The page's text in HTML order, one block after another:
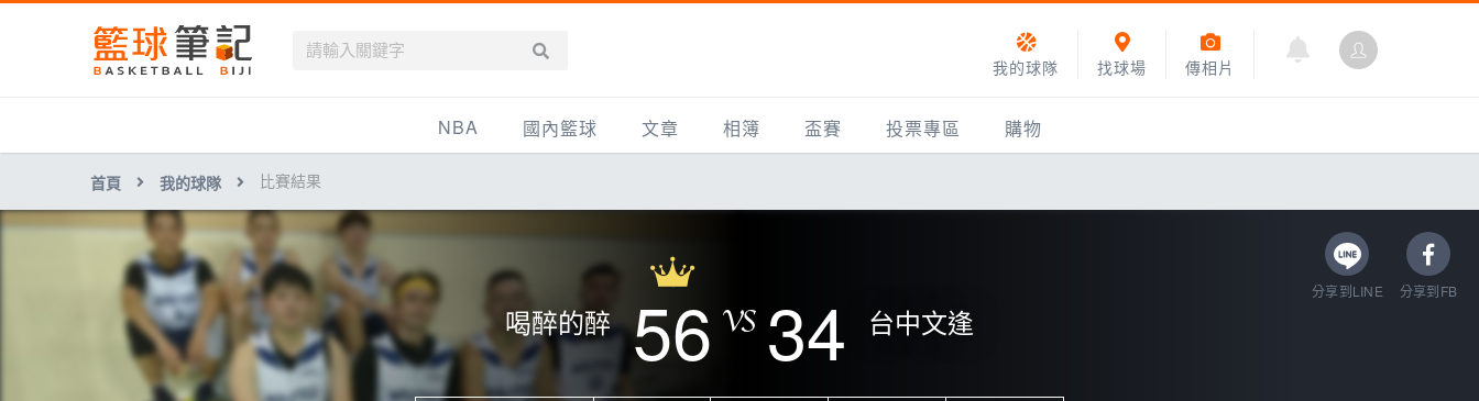
傳相片
找球場
我的球隊
NBA
新聞報導
賽程
戰績排名
球隊資訊
國內籃球
台灣職籃
UBA
HBL
文章
產品活動
知識分享
相簿
影片專區
盃賽
SHUBL世新籃球聯盟
SBC輔大超級盃
投票專區 購物
首頁 我的球隊 比賽結果
分享到LINE 分享到FB
喝醉的醉 56 34 台中文逢